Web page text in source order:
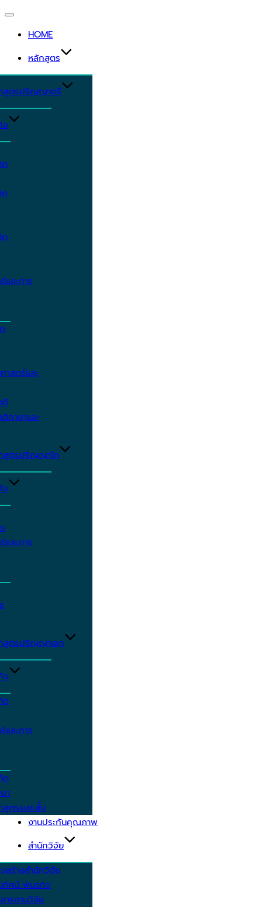
Toggle
navigation
HOME
หลักสูตร
สูตรปริญญาตรี
จ
ต
ต
ต
ละการ
สตร์และ
ติ
ภาษาและ
สูตรปริญญาโท
จ
ละการ
สูตรปริญญาเอก
จ
ต
ละการ
ต
า
ตรระยะสั้น
งานประกันคุณภาพ
สำนักวิจัย
สร้างสำนักวิจัย
ทัศน์ พันธกิจ
ารงานวิจัย